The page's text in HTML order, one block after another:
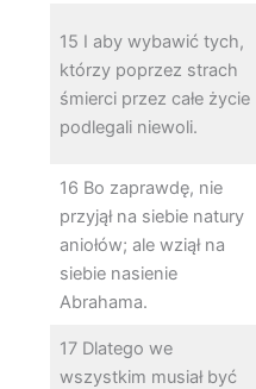
15 I aby wybawić tych,
którzy poprzez strach
śmierci przez całe życie
podlegali niewoli.
16 Bo zaprawdę, nie
przyjął na siebie natury
aniołów; ale wziął na
siebie nasienie
Abrahama.
17 Dlatego we
wszystkim musiał być